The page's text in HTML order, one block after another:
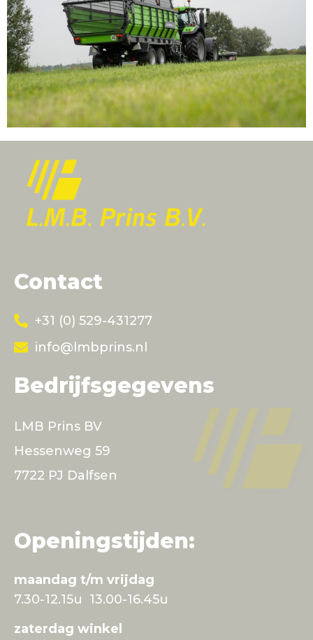
Contact
+31 (0) 529-431277
info@lmbprins.nl
Bedrijfsgegevens
LMB Prins BV
Hessenweg 59
7722 PJ Dalfsen
Openingstijden:
maandag t/m vrijdag
7.30-12.15u 13.00-16.45u
zaterdag winkel